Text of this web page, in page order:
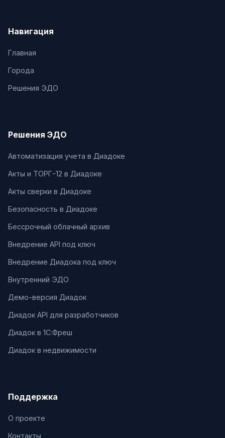
Навигация
Главная
Города
Решения ЭДО
Решения ЭДО
Автоматизация учета в Диадоке
Акты и ТОРГ-12 в Диадоке
Акты сверки в Диадоке
Безопасность в Диадоке
Бессрочный облачный архив
Внедрение API под ключ
Внедрение Диадока под ключ
Внутренний ЭДО
Демо-версия Диадок
Диадок API для разработчиков
Диадок в 1С:Фреш
Диадок в недвижимости
Поддержка
О проекте
Контакты